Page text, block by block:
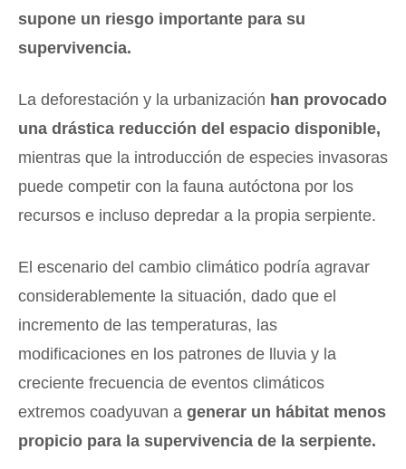
supone un riesgo importante para su
supervivencia.
La deforestación y la urbanización han provocado
una drástica reducción del espacio disponible,
mientras que la introducción de especies invasoras
puede competir con la fauna autóctona por los
recursos e incluso depredar a la propia serpiente.
El escenario del cambio climático podría agravar
considerablemente la situación, dado que el
incremento de las temperaturas, las
modificaciones en los patrones de lluvia y la
creciente frecuencia de eventos climáticos
extremos coadyuvan a generar un hábitat menos
propicio para la supervivencia de la serpiente.